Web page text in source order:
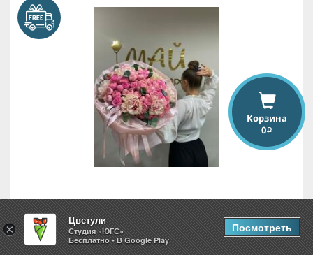
Розовая симфония
Корзина
0i
×
Цветули
Студия «ЮГС»
Бесплатно - В Google Play
Посмотреть